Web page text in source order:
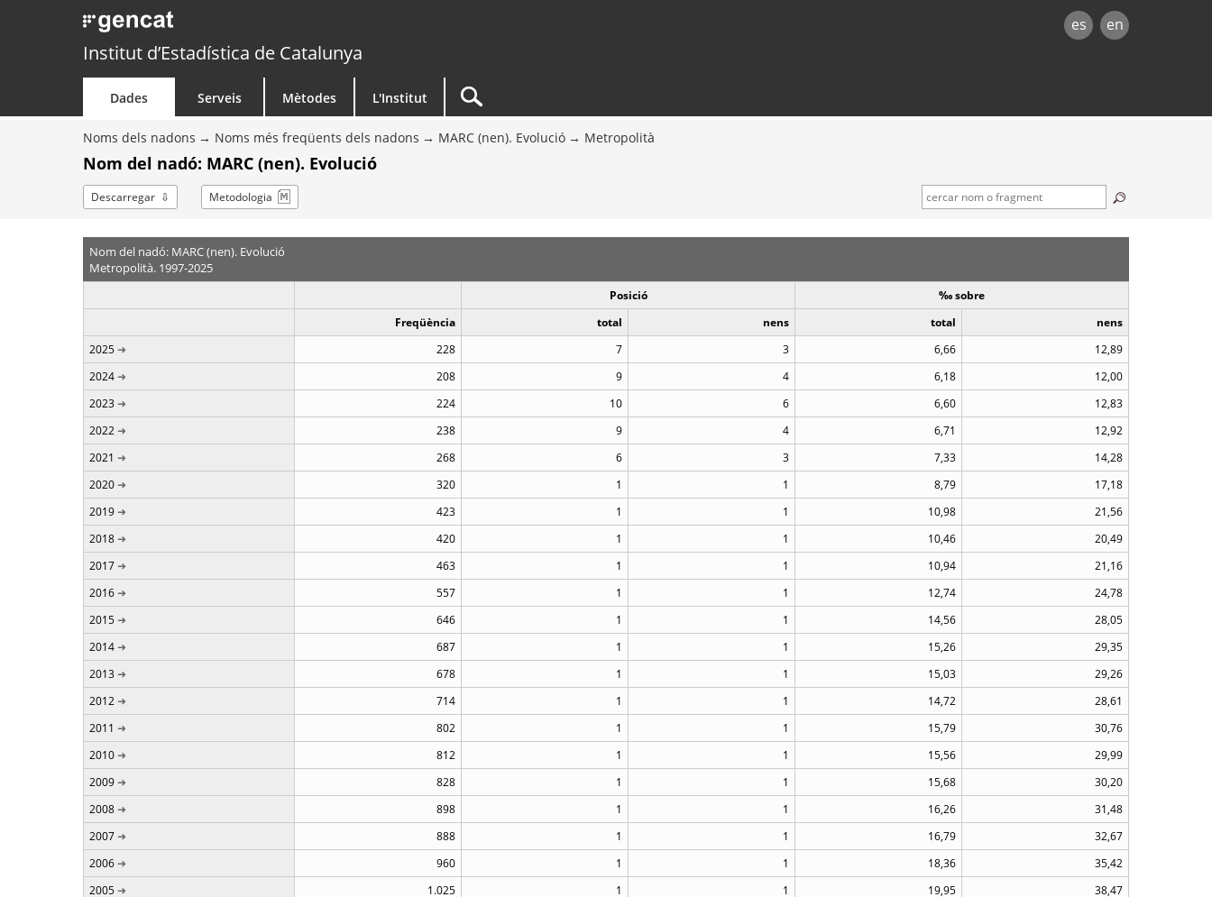
es en
Institut d’Estadística de Catalunya
Dades Serveis Mètodes L'Institut
Noms dels nadons Noms més freqüents dels nadons MARC (nen). Evolució Metropolità
Nom del nadó: MARC (nen). Evolució
Descarregar Metodologia
Nom del nadó: MARC (nen). Evolució
Metropolità. 1997-2025
Posició
‰ sobre
Freqüència
total nens total
nens
2025
228 7 3 6,66
12,89
2024
208 9 4 6,18
12,00
2023
224 10 6 6,60
12,83
2022
238 9 4 6,71
12,92
2021
268 6 3 7,33
14,28
2020
320 1 1 8,79
17,18
2019
423 1 1 10,98
21,56
2018
420 1 1 10,46
20,49
2017
463 1 1 10,94
21,16
2016
557 1 1 12,74
24,78
2015
646 1 1 14,56
28,05
2014
687 1 1 15,26
29,35
2013
678 1 1 15,03
29,26
2012
714 1 1 14,72
28,61
2011
802 1 1 15,79
30,76
2010
812 1 1 15,56
29,99
2009
828 1 1 15,68
30,20
2008
898 1 1 16,26
31,48
2007
888 1 1 16,79
32,67
2006
960 1 1 18,36
35,42
2005
1.025 1 1 19,95
38,47